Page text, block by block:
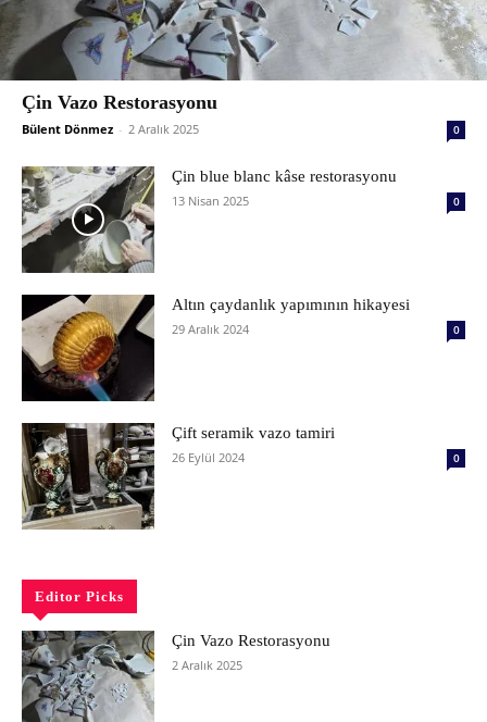
Çin Vazo Restorasyonu
Bülent Dönmez - 2 Aralık 2025 0
Çin blue blanc kâse restorasyonu
13 Nisan 2025 0
Altın çaydanlık yapımının hikayesi
29 Aralık 2024 0
Çift seramik vazo tamiri
26 Eylül 2024 0
Editor Picks
Çin Vazo Restorasyonu
2 Aralık 2025